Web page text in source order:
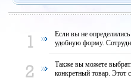
Если вы не
удобную форму.
Также вы можете
конкретный товар. Этот